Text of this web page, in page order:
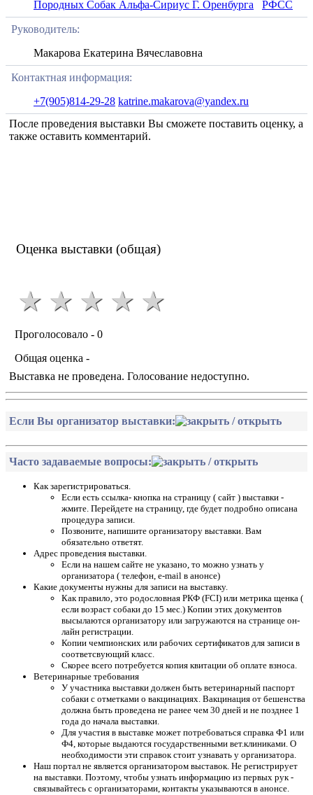
Породных Собак Альфа-Сириус Г. Оренбурга
РФСС
Руководитель:
Макарова Екатерина Вячеславовна
Контактная информация:
+7(905)814-29-28 katrine.makarova@yandex.ru
После проведения выставки Вы сможете поставить оценку, а
также оставить комментарий.
Оценка выставки (общая)
Проголосовало - 0
Общая оценка -
Выставка не проведена. Голосование недоступно.
Если Вы организатор выставки:
Часто задаваемые вопросы:
Как зарегистрироваться.
Если есть ссылка- кнопка на страницу ( сайт ) выставки -
жмите. Перейдете на страницу, где будет подробно описана
процедура записи.
Позвоните, напишите организатору выставки. Вам
обязательно ответят.
Адрес проведения выставки.
Если на нашем сайте не указано, то можно узнать у
организатора ( телефон, e-mail в анонсе)
Какие документы нужны для записи на выставку.
Как правило, это родословная РКФ (FCI) или метрика щенка (
если возраст собаки до 15 мес.) Копии этих документов
высылаются организатору или загружаются на странице он-
лайн регистрации.
Копии чемпионских или рабочих сертификатов для записи в
соответсвующий класс.
Скорее всего потребуется копия квитации об оплате взноса.
Ветеринарные требования
У участника выставки должен быть ветеринарный паспорт
собаки с отметками о вакцинациях. Вакцинация от бешенства
должна быть проведена не ранее чем 30 дней и не позднее 1
года до начала выставки.
Для участия в выставке может потребоваться справка Ф1 или
Ф4, которые выдаются государственными вет.клиниками. О
необходимости эти справок стоит узнавать у организатора.
Наш портал не является организатором выставок. Не регистрирует
на выставки. Поэтому, чтобы узнать информацию из первых рук -
связывайтесь с организаторами, контакты указываются в анонсе.